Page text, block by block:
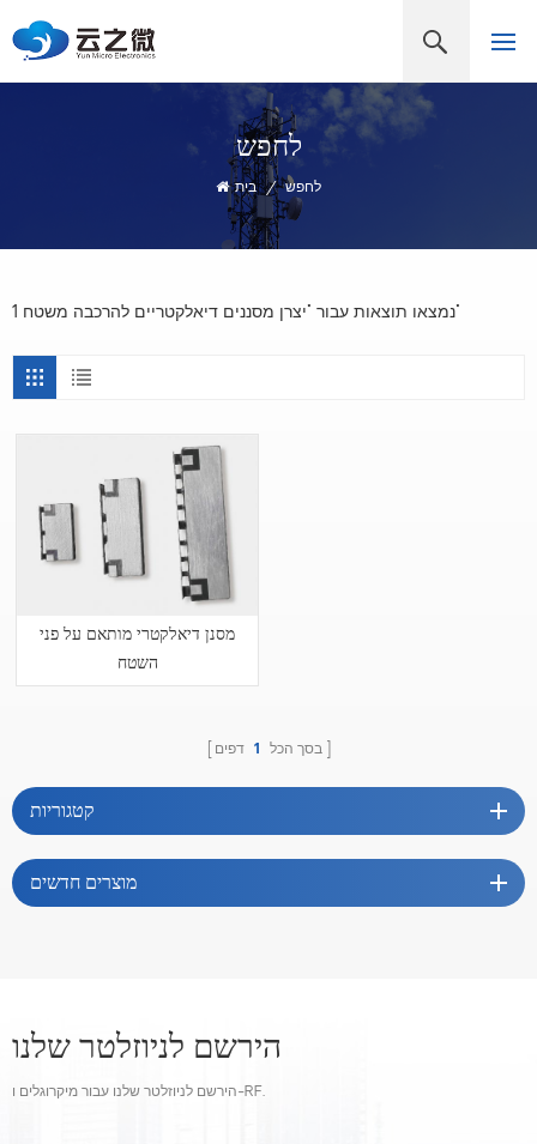
לחפש
בית / לחפש
מסנן דיאלקטרי מותאם על פני
השטח
בסך הכל 1 דפים
קטגוריות
מוצרים חדשים
הירשם לניוזלטר שלנו
הירשם לניוזלטר שלנו עבור מיקרוגלים ו-RF.